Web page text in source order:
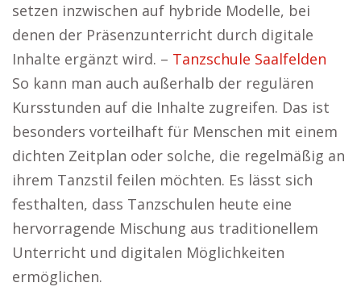
setzen inzwischen auf hybride Modelle, bei
denen der Präsenzunterricht durch digitale
Inhalte ergänzt wird. – Tanzschule Saalfelden
So kann man auch außerhalb der regulären
Kursstunden auf die Inhalte zugreifen. Das ist
besonders vorteilhaft für Menschen mit einem
dichten Zeitplan oder solche, die regelmäßig an
ihrem Tanzstil feilen möchten. Es lässt sich
festhalten, dass Tanzschulen heute eine
hervorragende Mischung aus traditionellem
Unterricht und digitalen Möglichkeiten
ermöglichen.